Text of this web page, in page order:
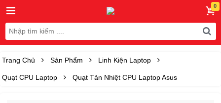
Trang Chủ Sản Phẩm Linh Kiện Laptop
Quạt CPU Laptop Quạt Tản Nhiệt CPU Laptop Asus